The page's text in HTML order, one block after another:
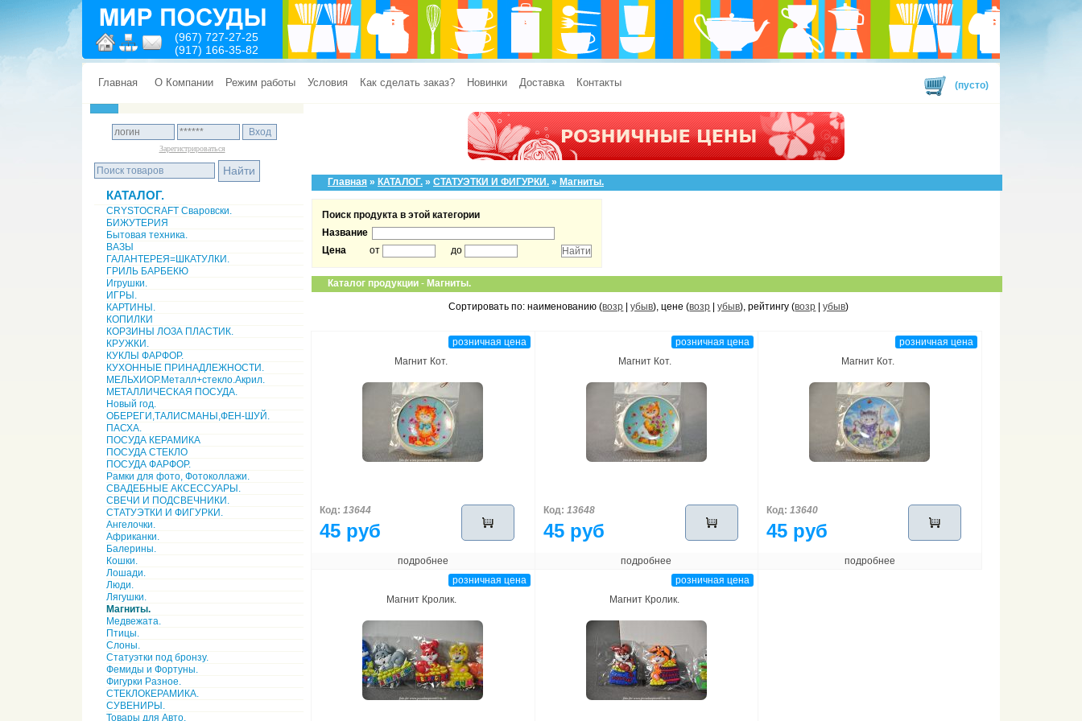
(967) 727-27-25
(917) 166-35-82
Главная О Компании Режим работы Условия Как сделать заказ? Новинки Доставка Контакты (пусто)
Зарегистрироваться
КАТАЛОГ.
CRYSTOCRAFT Сваровски.
БИЖУТЕРИЯ
Бытовая техника.
ВАЗЫ
ГАЛАНТЕРЕЯ=ШКАТУЛКИ.
ГРИЛЬ БАРБЕКЮ
Игрушки.
ИГРЫ.
КАРТИНЫ.
КОПИЛКИ
КОРЗИНЫ ЛОЗА ПЛАСТИК.
КРУЖКИ.
КУКЛЫ ФАРФОР.
КУХОННЫЕ ПРИНАДЛЕЖНОСТИ.
МЕЛЬХИОР.Металл+стекло.Акрил.
МЕТАЛЛИЧЕСКАЯ ПОСУДА.
Новый год.
ОБЕРЕГИ,ТАЛИСМАНЫ,ФЕН-ШУЙ.
ПАСХА.
ПОСУДА КЕРАМИКА
ПОСУДА СТЕКЛО
ПОСУДА ФАРФОР.
Рамки для фото, Фотоколлажи.
СВАДЕБНЫЕ АКСЕССУАРЫ.
СВЕЧИ И ПОДСВЕЧНИКИ.
СТАТУЭТКИ И ФИГУРКИ.
Ангелочки.
Африканки.
Балерины.
Кошки.
Лошади.
Люди.
Лягушки.
Магниты.
Медвежата.
Птицы.
Слоны.
Статуэтки под бронзу.
Фемиды и Фортуны.
Фигурки Разное.
СТЕКЛОКЕРАМИКА.
СУВЕНИРЫ.
Товары для Авто.
Главная » КАТАЛОГ. » СТАТУЭТКИ И ФИГУРКИ. » Магниты.
Поиск продукта в этой категории
Название
Цена
от до
Каталог продукции - Магниты.
Сортировать по: наименованию (возр |убыв), цене (возр |убыв), рейтингу (возр |убыв)
розничная цена
Магнит Кот.
Код: 13644
45 руб
подробнее
розничная цена
Магнит Кот.
Код: 13648
45 руб
подробнее
розничная цена
Магнит Кот.
Код: 13640
45 руб
подробнее
розничная цена
Магнит Кролик.
розничная цена
Магнит Кролик.